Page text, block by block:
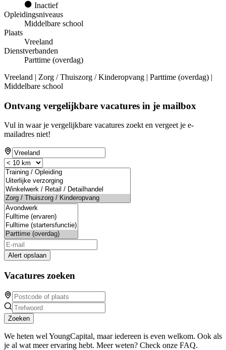
Inactief
Opleidingsniveaus
Middelbare school
Plaats
Vreeland
Dienstverbanden
Parttime (overdag)
Vreeland | Zorg / Thuiszorg / Kinderopvang | Parttime (overdag) |
Middelbare school
Ontvang vergelijkbare vacatures in je mailbox
Vul in waar je vergelijkbare vacatures zoekt en vergeet je e-
mailadres niet!
Alert opslaan
Vacatures zoeken
Zoeken
We heten wel YoungCapital, maar iedereen is even welkom. Ook als
je al wat meer ervaring hebt. Meer weten? Check onze FAQ.